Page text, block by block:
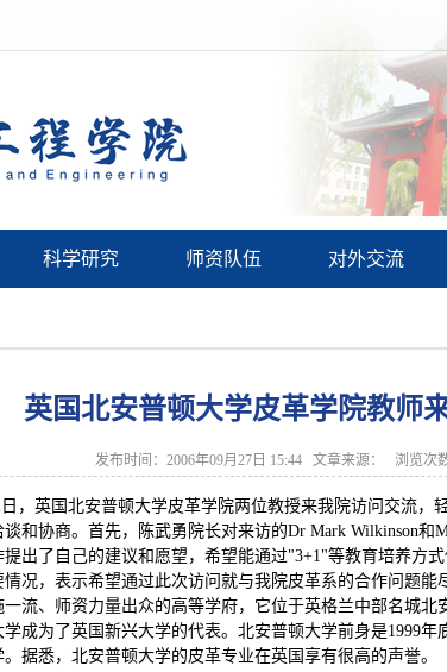
科学研究 师资队伍 对外交流
英国北安普顿大学皮革学院教师
发布时间：2006年09月27日 15:44 文章来源： 浏览次数
日，英国北安普顿大学皮革学院两位教授来我院访问交流
和协商。首先，陈武勇院长对来访的Dr Mark Wilkinson和
出了自己的建议和愿望，希望能通过"3+1"等教育培养方
况，表示希望通过此次访问就与我院皮革系的合作问题
流、师资力量出众的高等学府，它位于英格兰中部名城
成为了英国新兴大学的代表。北安普顿大学前身是1999
据悉，北安普顿大学的皮革专业在英国享有很高的声誉。